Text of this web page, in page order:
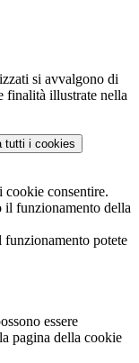
si avvalgono di
finalità illustrate nella
tutti i cookies
cookie consentire.
il funzionamento della
funzionamento potete
essere
pagina della cookie